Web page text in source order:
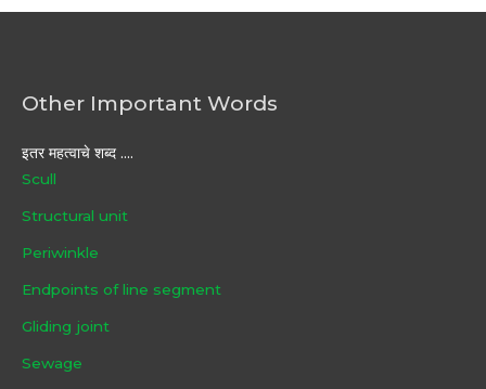
Other Important Words
इतर महत्वाचे शब्द ....
Scull
Structural unit
Periwinkle
Endpoints of line segment
Gliding joint
Sewage